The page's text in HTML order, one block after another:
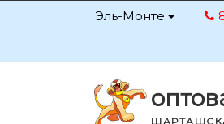
Эль-Монте